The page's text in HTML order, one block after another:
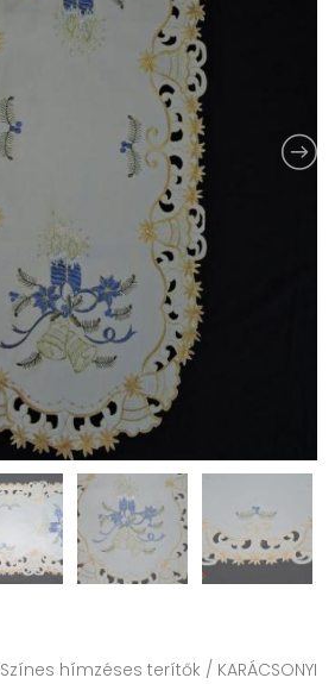
Színes hímzéses terítők / KARÁCSONYI